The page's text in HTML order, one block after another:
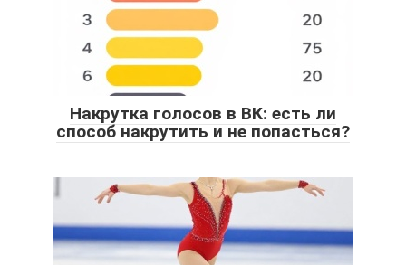
Накрутка голосов в ВК: есть ли
способ накрутить и не попасться?